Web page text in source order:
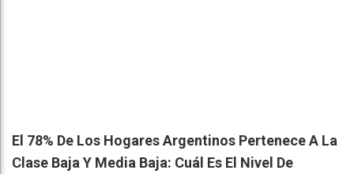
El 78% De Los Hogares Argentinos Pertenece A La
Clase Baja Y Media Baja: Cuál Es El Nivel De